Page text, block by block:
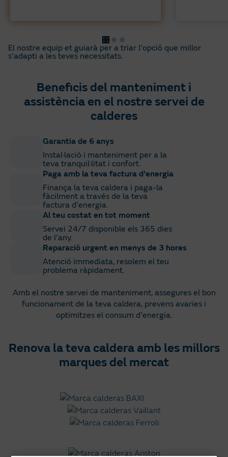
El nostre equip et guiarà per a triar l'opció que millor
s'adapti a les teves necessitats.
Beneficis del manteniment i
assistència en el nostre servei de
calderes
Garantia de 6 anys
Instal·lació i manteniment per a la
teva tranquil·litat i confort.
Paga amb la teva factura d'energia
Finança la teva caldera i paga-la
fàcilment a través de la teva
factura d'energia.
Al teu costat en tot moment
Servei 24/7 disponible els 365 dies
de l'any.
Reparació urgent en menys de 3 hores
Atenció immediata, resolem el teu
problema ràpidament.
Amb el nostre servei de manteniment, assegures el bon
funcionament de la teva caldera, prevens avaries i
optimitzes el consum d'energia.
Renova la teva caldera amb les millors
marques del mercat